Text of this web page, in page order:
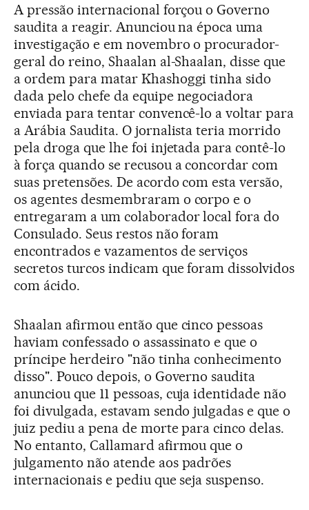
A pressão internacional forçou o Governo
saudita a reagir. Anunciou na época uma
investigação e em novembro o procurador-
geral do reino, Shaalan al-Shaalan, disse que
a ordem para matar Khashoggi tinha sido
dada pelo chefe da equipe negociadora
enviada para tentar convencê-lo a voltar para
a Arábia Saudita. O jornalista teria morrido
pela droga que lhe foi injetada para contê-lo
à força quando se recusou a concordar com
suas pretensões. De acordo com esta versão,
os agentes desmembraram o corpo e o
entregaram a um colaborador local fora do
Consulado. Seus restos não foram
encontrados e vazamentos de serviços
secretos turcos indicam que foram dissolvidos
com ácido.
Shaalan afirmou então que cinco pessoas
haviam confessado o assassinato e que o
príncipe herdeiro "não tinha conhecimento
disso". Pouco depois, o Governo saudita
anunciou que 11 pessoas, cuja identidade não
foi divulgada, estavam sendo julgadas e que o
juiz pediu a pena de morte para cinco delas.
No entanto, Callamard afirmou que o
julgamento não atende aos padrões
internacionais e pediu que seja suspenso.